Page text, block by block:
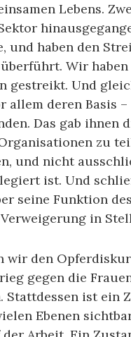
Lebens.
und haben den
Wir
gestreikt. Und
allem deren Basis
Das gab
zu
und nicht
ist. Und
seine Funktion
in
wir den
gegen die
ist ein
Ebenen